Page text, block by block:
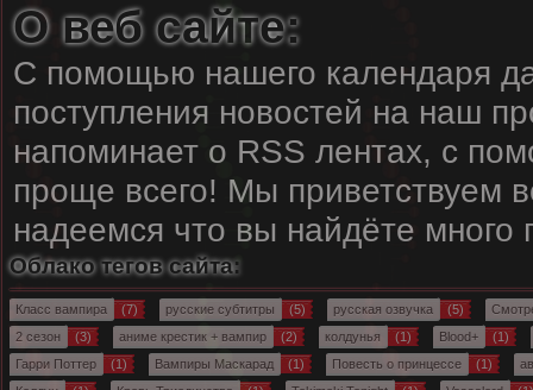
О веб сайте:
С помощью нашего календаря
поступления новостей на наш
напоминает о RSS лентах, с
проще всего! Мы приветствуем
надеемся что вы найдёте
Облако тегов сайта:
Класс вампира (7) русские субтитры (5) русская озвучка (5)
2 сезон
(3) аниме крестик + вампир (2) колдунья (1) Blood+
(1)
Гарри Поттер
(1) Вампиры Маскарад (1) Повесть о принцессе (1)